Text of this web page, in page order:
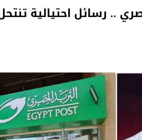
.. رسائل احتيالية